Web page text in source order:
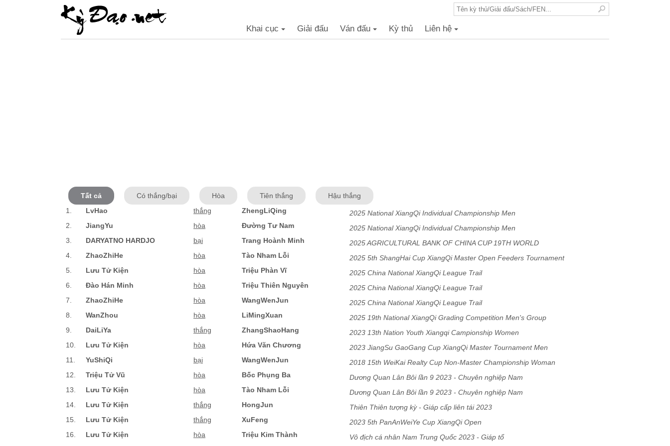
Khai cục Giải đấu Ván đấu Kỳ thủ Liên hệ
Tất cả Có thắng/bại Hòa Tiên thắng
Hậu thắng
1.
LvHao thắng ZhengLiQing
2025 National XiangQi Individual Championship Men
2.
JiangYu hòa Đường Tư Nam
2025 National XiangQi Individual Championship Men
3.
DARYATNO HARDJO bại Trang Hoành Minh
2025 AGRICULTURAL BANK OF CHINA CUP 19TH WORLD
XIANGQI CHAMPIONSHIP Men
4. ZhaoZhiHe hòa Tào Nham Lỗi
2025 5th ShangHai Cup XiangQi Master Open Feeders Tournament
Men
5. Lưu Tử Kiện hòa Triệu Phàn Vĩ
2025 China National XiangQi League Trail
6.
Đào Hán Minh hòa Triệu Thiên Nguyên
2025 China National XiangQi League Trail
7.
ZhaoZhiHe hòa WangWenJun
2025 China National XiangQi League Trail
8.
WanZhou hòa LiMingXuan
2025 19th National XiangQi Grading Competition Men's Group
9.
DaiLiYa thắng ZhangShaoHang
2023 13th Nation Youth Xiangqi Campionship Women
10.
Lưu Tử Kiện hòa Hứa Văn Chương
2023 JiangSu GaoGang Cup XiangQi Master Tournament Men
11.
YuShiQi bại WangWenJun
2018 15th WeiKai Realty Cup Non-Master Championship Woman
12.
Triệu Tử Vũ hòa Bốc Phụng Ba
Dương Quan Lân Bôi lần 9 2023 - Chuyên nghiệp Nam
13.
Lưu Tử Kiện hòa Tào Nham Lỗi
Dương Quan Lân Bôi lần 9 2023 - Chuyên nghiệp Nam
14.
Lưu Tử Kiện thắng HongJun
Thiên Thiên tượng kỳ - Giáp cấp liên tái 2023
15.
Lưu Tử Kiện thắng XuFeng
2023 5th PanAnWeiYe Cup XiangQi Open
16.
Lưu Tử Kiện hòa Triệu Kim Thành
Vô địch cá nhân Nam Trung Quốc 2023 - Giáp tổ